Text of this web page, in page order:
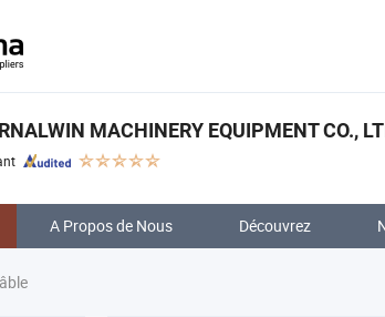
MACHINERY EQUIPMENT CO.,
A Propos de Nous Découvrez